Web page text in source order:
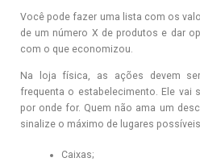
Você pode fazer uma lista com os
de um número X de produtos e dar
com o que economizou.
Na loja física, as ações devem
frequenta o estabelecimento. Ele vai
por onde for. Quem não ama um
sinalize o máximo de lugares
Caixas;